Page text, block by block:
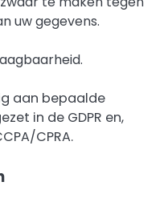
uw gegevens.
aan bepaalde
in de GDPR en,
CPRA.